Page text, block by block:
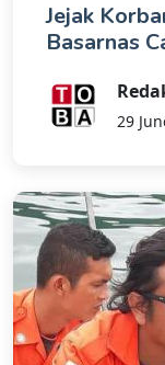
Jejak
Basarnas
29